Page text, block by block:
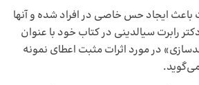
باعث ایجاد حس خاصی در افراد شده و آنها
رابرت سیالدینی در کتاب خود با عنوان
در مورد اثرات مثبت اعطای نمونه